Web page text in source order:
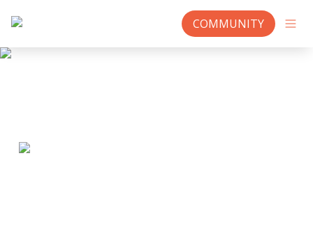
COMMUNITY